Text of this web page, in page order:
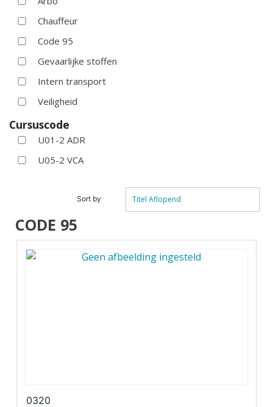
Chauffeur
Code 95
Gevaarlijke stoffen
Intern transport
Veiligheid
Cursuscode
U01-2 ADR
U05-2 VCA
Sort by Titel Aflopend
CODE 95
0320